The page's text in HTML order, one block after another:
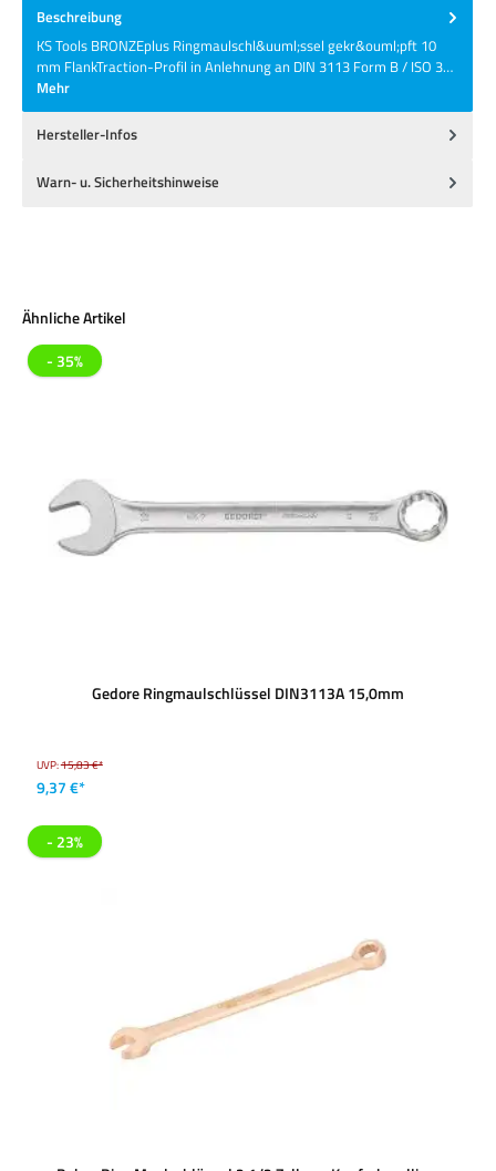
Beschreibung
KS Tools BRONZEplus Ringmaulschl&uuml;ssel gekr&ouml;pft 10
mm FlankTraction-Profil in Anlehnung an DIN 3113 Form B / ISO 3…
Mehr
Hersteller-Infos
Warn- u. Sicherheitshinweise
Produktgalerie überspringen
Ähnliche Artikel
- 35%
Gedore Ringmaulschlüssel DIN3113A 15,0mm
UVP:15,83 €*
9,37 €*
- 23%